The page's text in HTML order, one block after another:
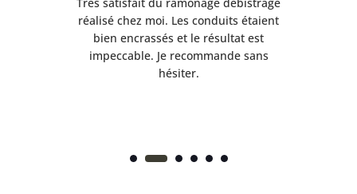
réalisé chez moi. Les conduits étaient
bien encrassés et le résultat est
impeccable. Je recommande sans
hésiter.